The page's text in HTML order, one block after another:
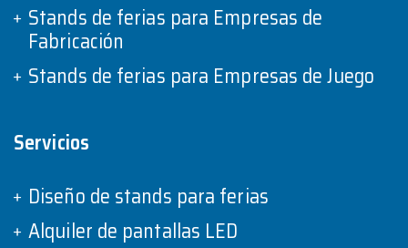
Stands de ferias para Empresas de
Fabricación
Stands de ferias para Empresas de Juego
Servicios
Diseño de stands para ferias
Alquiler de pantallas LED